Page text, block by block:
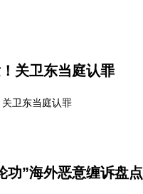
关卫东当庭认罪
关卫东当庭认罪
功”海外恶意缠诉盘点